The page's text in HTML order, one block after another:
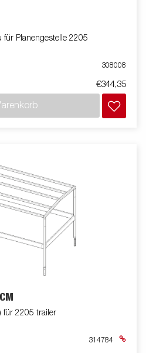
Planengestelle 2205
308008
€344,35
2205 trailer
314784